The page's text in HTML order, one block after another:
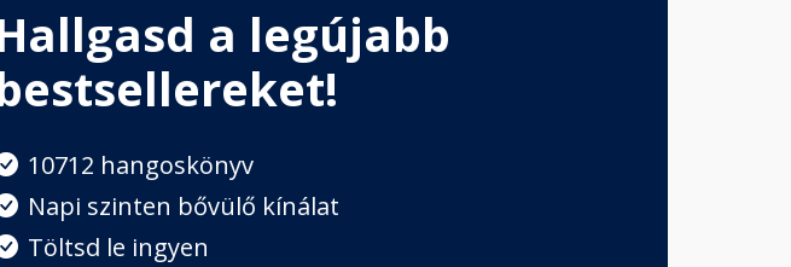
a legújabb
10712 hangoskönyv
Napi szinten bővülő kínálat
Töltsd le ingyen